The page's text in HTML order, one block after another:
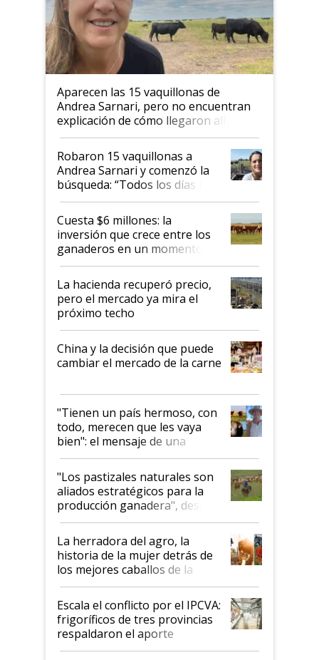
Aparecen las 15 vaquillonas de
Andrea Sarnari, pero no encuentran
explicación de cómo llegaron allí
Robaron 15 vaquillonas a
Andrea Sarnari y comenzó la
búsqueda: “Todos los días le
toca a algún productor”
Cuesta $6 millones: la
inversión que crece entre los
ganaderos en un momento
histórico para la actividad
La hacienda recuperó precio,
pero el mercado ya mira el
próximo techo
China y la decisión que puede
cambiar el mercado de la carne
"Tienen un país hermoso, con
todo, merecen que les vaya
bien": el mensaje de una
ganadera uruguaya sobre las
oportunidades que se abren
para el agro en Argentina, con
foco en la carne
"Los pastizales naturales son
aliados estratégicos para la
producción ganadera", destaca
la iniciativa que ya reúne a 46
establecimientos en Argentina
La herradora del agro, la
historia de la mujer detrás de
los mejores caballos de la
Argentina y los mitos que
todavía hacen sufrir a estos
animales: "Mientras me
descalificaban, yo seguí
haciendo currículum"
Escala el conflicto por el IPCVA:
frigoríficos de tres provincias
respaldaron el aporte
obligatorio